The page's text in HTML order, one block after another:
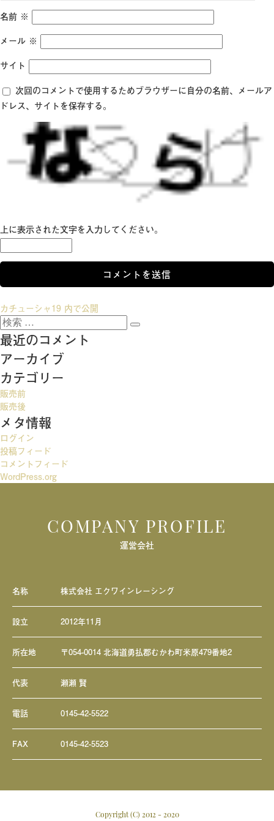
名前 ※
メール ※
サイト
次回のコメントで使用するためブラウザーに自分の名前、メールア
ドレス、サイトを保存する。
上に表示された文字を入力してください。
投
稿
ナ
ビ
ゲ
ー
シ
ョ
ン
カチューシャ19 内で公開
検
索:
検
最近のコメント
アーカイブ
カテゴリー
販売前
販売後
メタ情報
ログイン
投稿フィード
コメントフィード
WordPress.org
COMPANY PROFILE
運営会社
名称 株式会社 エクワインレーシング
設立 2012年11月
所在地 〒054-0014 北海道勇払郡むかわ町米原479番地2
代表 瀬瀬 賢
電話 0145-42-5522
FAX 0145-42-5523
Copyright (C) 2012 - 2020